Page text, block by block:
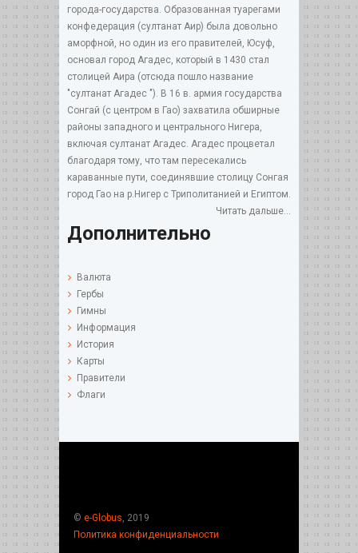
города-государства. Образованная туарегами
конфедерация (султанат Аир) была довольно
аморфной, но один из его правителей, Юсуф,
основал город Агадес, который в 1430 стал
столицей Аира (отсюда пошло название
"султанат Агадес "). В 16 в. армия государства
Сонгай (с центром в Гао) захватила обширные
районы западного и центрального Нигера,
включая султанат Агадес. Агадес процветал
благодаря тому, что там пересекались
караванные пути, соединявшие столицу Сонгая
город Гао на р.Нигер с Триполитанией и Египтом.
Читать дальше...
Дополнительно
Валюта
Гербы
Гимны
Информация
История
Карты
Правители
Флаги
© e-Globus , 2019
Политика конфиденциальности